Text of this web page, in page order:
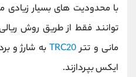
با محدودیت های بسیار زیادی
توانند فقط از طریق روش
مانی و تترTRC20به شارژ و
ایکس بپردازند.